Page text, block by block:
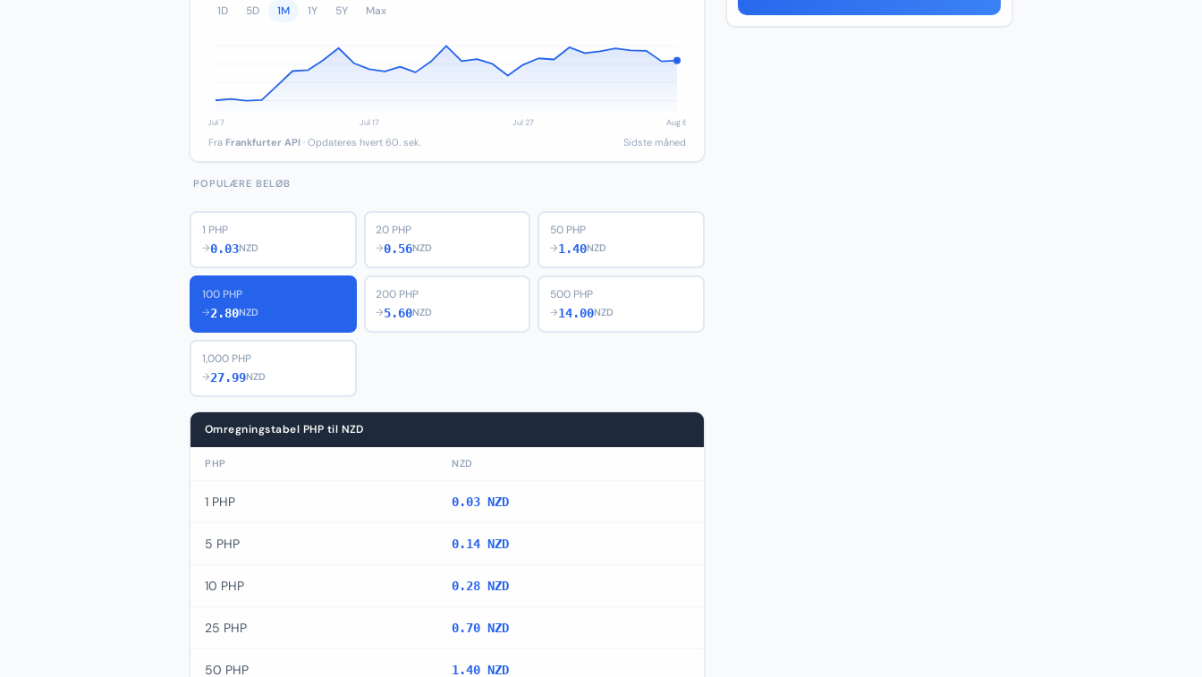
1D 5D 1M 1Y 5Y Max
Fra Frankfurter API · Opdateres hvert 60. sek. Sidste måned
POPULÆRE BELØB
1 PHP
→0.03NZD
20 PHP
→0.56NZD
50 PHP
→1.40NZD
100 PHP
→2.80NZD
200 PHP
→5.60NZD
500 PHP
→14.00NZD
1,000 PHP
→27.99NZD
Omregningstabel PHP til NZD
PHP NZD
1 PHP 0.03 NZD
5 PHP 0.14 NZD
10 PHP 0.28 NZD
25 PHP 0.70 NZD
50 PHP 1.40 NZD